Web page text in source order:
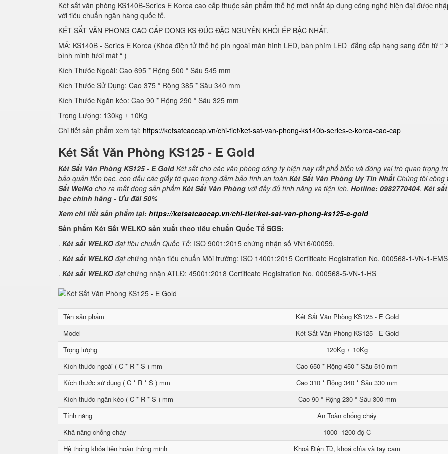
Két sắt văn phòng KS140B-Series E Korea cao cấp thuộc sản phẩm thế hệ mới nhất áp dụng công nghệ hiện đại được
với tiêu chuẩn ngân hàng quốc tế.
KÉT SẮT VĂN PHÒNG CAO CẤP DÒNG KS ĐÚC ĐẶC NGUYÊN KHỐI ÉP BẬC NHẤT.
MÃ: KS140B - Series E Korea (Khóa điện tử thế hệ pin ngoài màn hình LED, bàn phím LED đẳng cấp hạng sang đến từ “
bình minh tươi mát “ )
Kích Thước Ngoài: Cao 695 * Rộng 500 * Sâu 545 mm
Kích Thước Sử Dụng: Cao 375 * Rộng 385 * Sâu 340 mm
Kích Thước Ngăn kéo: Cao 90 * Rộng 290 * Sâu 325 mm
Trọng Lượng: 130kg ± 10Kg
Chi tiết sản phẩm xem tại: https://ketsatcaocap.vn/chi-tiet/ket-sat-van-phong-ks140b-series-e-korea-cao-cap
Két Sắt Văn Phòng KS125 - E Gold
Két Sắt Văn Phòng KS125 - E GoldKét sắt cho các văn phòng công ty hiện nay rất phổ biến và đóng vai trò quan trọng
bảo quản tiền bạc, con dấu các giấy tờ quan trọng đảm bảo tính an toàn.Két Sắt Văn Phòng Uy Tín Nhất Chúng tôi
Sắt WelKo cho ra mắt dòng sản phẩm Két Sắt Văn Phòng với đầy đủ tính năng và tiện ích. Hotline: 0982770404. Két
bạc chính hãng - Ưu đãi 50%
Xem chi tiết sản phẩm tại: https://ketsatcaocap.vn/chi-tiet/ket-sat-van-phong-ks125-e-gold
Sản phẩm Két Sắt WELKO sản xuất theo tiêu chuẩn Quốc Tế SGS:
. Két sắt WELKO đạt tiêu chuẩn Quốc Tế: ISO 9001:2015 chứng nhận số VN16/00059.
. Két sắt WELKO đạt chứng nhận tiêu chuẩn Môi trường: ISO 14001:2015 Certificate Registration No. 000568-1-VN-1-EMS
. Két sắt WELKO đạtchứng nhận ATLĐ: 45001:2018 Certificate Registration No. 000568-5-VN-1-HS
Tên sản phẩm
Két Sắt Văn Phòng KS125 - E Gold
Model
Két Sắt Văn Phòng KS125 - E Gold
Trọng lượng
120Kg ± 10Kg
Kích thước ngoài ( C * R * S ) mm
Cao 650 * Rộng 450 * Sâu 510 mm
Kích thước sử dụng ( C * R * S ) mm
Cao 310 * Rộng 340 * Sâu 330 mm
Kích thước ngăn kéo ( C * R * S ) mm
Cao 90 * Rộng 230 * Sâu 300 mm
Tính năng
An Toàn chống cháy
Khả năng chống cháy
1000- 1200 độ C
Hệ thống khóa liên hoàn thông minh
Khoá Điện Tử, khoá chìa và tay cầm